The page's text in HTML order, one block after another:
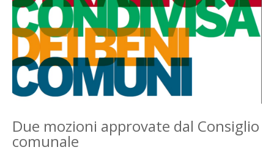
Due mozioni approvate dal Consiglio
comunale